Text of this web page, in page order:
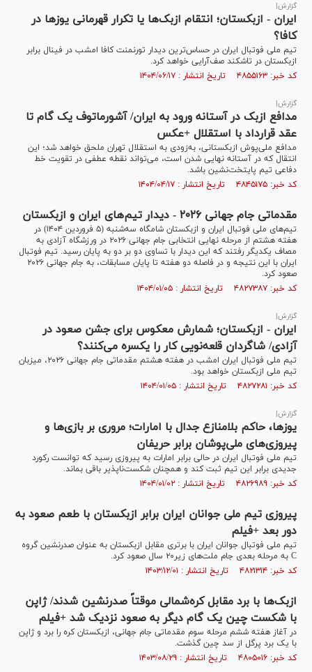
گزارش|
ایران - ازبکستان؛ انتقام ازبک‌ها یا تکرار قهرمانی یوزها در
کافا؟
تیم ملی فوتبال ایران در حساس‌ترین دیدار تورنمنت کافا امشب در فینال برابر
ازبکستان در تاشکند صف‌آرایی خواهد کرد.
کد خبر: ۴۸۵۵۱۶۳ تاریخ انتشار : ۱۴۰۴/۰۶/۱۷
گزارش|
مدافع ازبک در آستانه ورود به ایران/ آشورماتوف یک گام تا
عقد قرارداد با استقلال +عکس
مدافع ملی‌پوش ازبکستانی، به‌زودی به استقلال تهران ملحق خواهد شد؛ این
انتقال که در آستانه نهایی شدن است، می‌تواند نقطه عطفی در تقویت خط
دفاعی تیم پایتخت‌نشین باشد.
کد خبر: ۴۸۴۵۱۷۵ تاریخ انتشار : ۱۴۰۴/۰۴/۱۷
مقدماتی جام جهانی ۲۰۲۶ - دیدار تیم‌های ایران و ازبکستان
تیم‌های ملی فوتبال ایران و ازبکستان شامگاه سه‌شنبه (۵ فروردین ۱۴۰۴) در
هفته هشتم از مرحله نهایی انتخابی جام جهانی ۲۰۲۶ در ورزشگاه آزادی به
مصاف یکدیگر رفتند که این دیدار با تساوی دو بر دو به پایان رسید. تیم فوتبال
ایران با این نتیجه و در فاصله دو هفته تا پایان مسابقات، به جام جهانی ۲۰۲۶
صعود کرد.
کد خبر: ۴۸۲۷۳۸۷ تاریخ انتشار : ۱۴۰۴/۰۱/۰۵
گزارش|
ایران - ازبکستان؛ شمارش معکوس برای جشن صعود در
آزادی/ شاگردان قلعه‌نویی کار را یکسره می‌کنند؟
تیم ملی فوتبال ایران امشب در هفته هشتم مقدماتی جام جهانی ۲۰۲۶، میزبان
تیم ملی ازبکستان خواهد بود.
کد خبر: ۴۸۲۷۲۸۱ تاریخ انتشار : ۱۴۰۴/۰۱/۰۵
گزارش|
یوز‌ها، حاکم بلامنازع جدال با امارات؛ مروری بر بازی‌ها و
پیروزی‌های ملی‌پوشان برابر حریفان
تیم ملی فوتبال ایران در حالی برابر امارات به پیروزی رسید که توانست رکورد
جدیدی برابر این تیم ثبت کند و همچنان شکست‌ناپذیر باقی بماند.
کد خبر: ۴۸۲۶۹۸۹ تاریخ انتشار : ۱۴۰۴/۰۱/۰۲
پیروزی تیم ملی جوانان ایران برابر ازبکستان با طعم صعود به
دور بعد +فیلم
تیم ملی فوتبال جوانان ایران با برتری مقابل ازبکستان به عنوان صدرنشین گروه
C به مرحله بعدی جام ملت‌های زیر۲۰ سال صعود کرد.
کد خبر: ۴۸۲۱۳۱۴ تاریخ انتشار : ۱۴۰۳/۱۲/۰۱
ازبک‌ها با برد مقابل کره‌شمالی موقتاً صدرنشین شدند/ ژاپن
با شکست چین یک گام دیگر به صعود نزدیک شد +فیلم
در آغاز هفته ششم مرحله سوم مقدماتی جام جهانی، ازبکستان کره‌ را برد و ژاپن
با یک برد پرگل از سد چین گذشت.
کد خبر: ۴۸۰۵۰۱۶ تاریخ انتشار : ۱۴۰۳/۰۸/۲۹